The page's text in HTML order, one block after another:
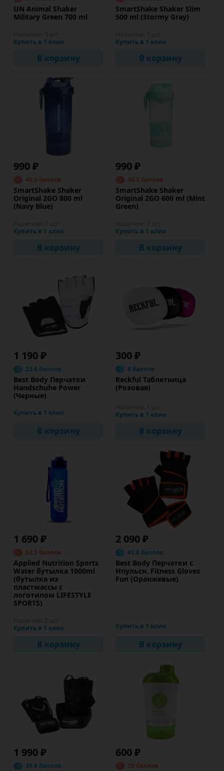
UN Animal Shaker
Military Green 700 ml
Купить в 1 клик
В корзину
SmartShake Shaker Slim
500 ml (Stormy Gray)
Купить в 1 клик
В корзину
990 ₽
49.5 баллов
SmartShake Shaker
Original 2GO 800 ml
(Navy Blue)
Купить в 1 клик
В корзину
990 ₽
49.5 баллов
SmartShake Shaker
Original 2GO 600 ml (Mint
Green)
Купить в 1 клик
В корзину
1 190 ₽
23.8 баллов
Best Body Перчатки
Handschuhe Power
(Черные)
Купить в 1 клик
В корзину
300 ₽
6 баллов
Reckful Таблетница
(Розовая)
Купить в 1 клик
В корзину
1 690 ₽
84.5 баллов
Applied Nutrition Sports
Water бутылка 1000ml
(бутылка из
пластмассы с
логотипом LIFESTYLE
SPORTS)
Купить в 1 клик
В корзину
2 090 ₽
41.8 баллов
Best Body Перчатки с
Нпульсн. Fitness Gloves
Fun (Оранжевые)
Купить в 1 клик
В корзину
1 990 ₽
39.8 баллов
600 ₽
30 баллов